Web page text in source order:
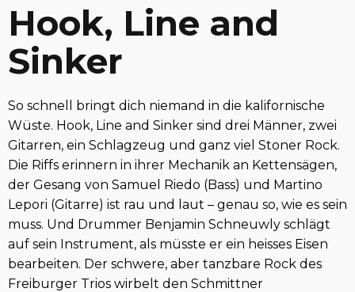
Hook, Line and
Sinker
So schnell bringt dich niemand in die kalifornische
Wüste. Hook, Line and Sinker sind drei Männer, zwei
Gitarren, ein Schlagzeug und ganz viel Stoner Rock.
Die Riffs erinnern in ihrer Mechanik an Kettensägen,
der Gesang von Samuel Riedo (Bass) und Martino
Lepori (Gitarre) ist rau und laut – genau so, wie es sein
muss. Und Drummer Benjamin Schneuwly schlägt
auf sein Instrument, als müsste er ein heisses Eisen
bearbeiten. Der schwere, aber tanzbare Rock des
Freiburger Trios wirbelt den Schmittner